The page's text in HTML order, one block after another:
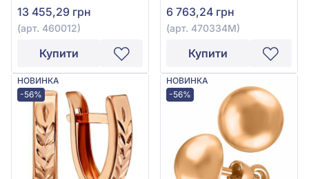
13 455,29 грн
(арт. 460012)
Купити
6 763,24 грн
(арт. 470334М)
Купити
НОВИНКА
-56%
НОВИНКА
-56%